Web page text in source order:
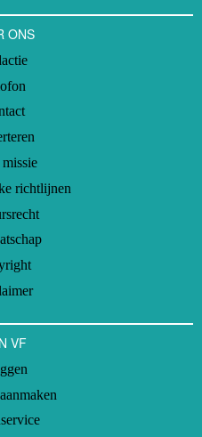
ONS
richtlijnen
VF